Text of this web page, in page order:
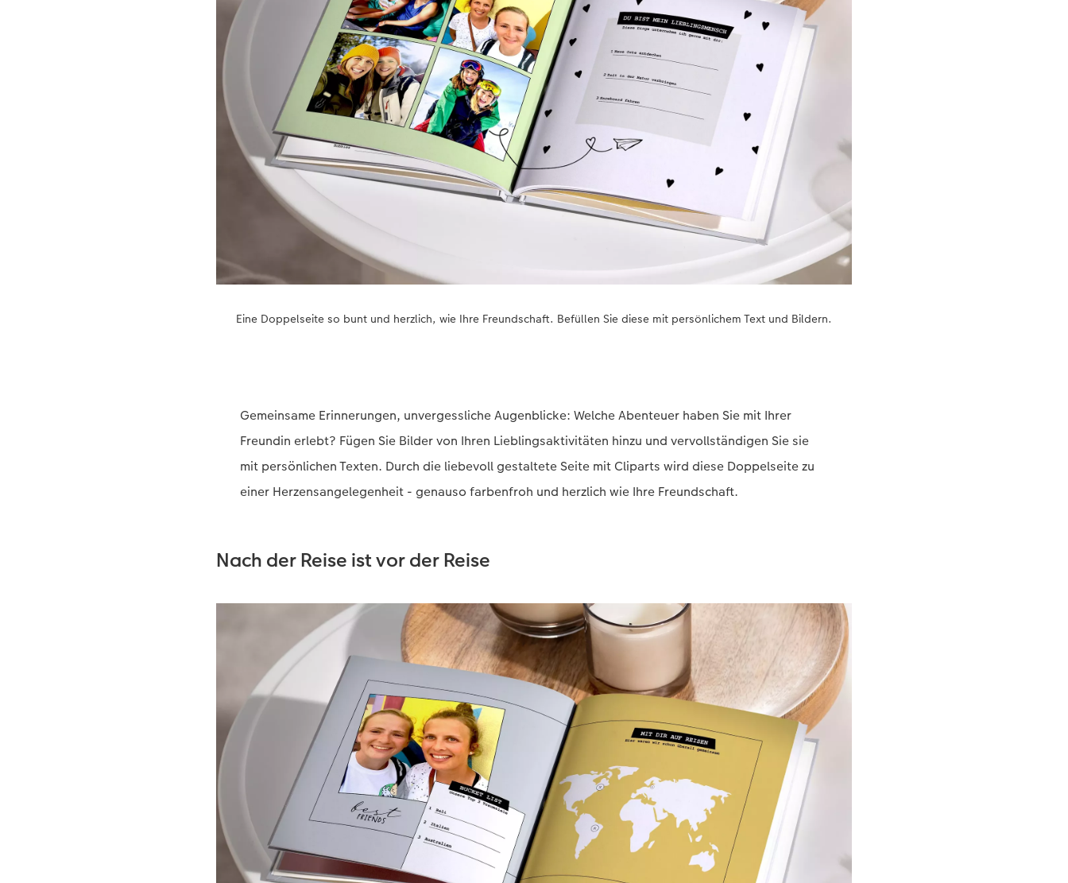
Eine Doppelseite so bunt und herzlich, wie Ihre Freundschaft. Befüllen Sie diese mit persönlichem Text und Bildern.
Gemeinsame Erinnerungen, unvergessliche Augenblicke: Welche Abenteuer haben Sie mit Ihrer
Freundin erlebt? Fügen Sie Bilder von Ihren Lieblingsaktivitäten hinzu und vervollständigen Sie sie
mit persönlichen Texten. Durch die liebevoll gestaltete Seite mit Cliparts wird diese Doppelseite zu
einer Herzensangelegenheit - genauso farbenfroh und herzlich wie Ihre Freundschaft.
Nach der Reise ist vor der Reise